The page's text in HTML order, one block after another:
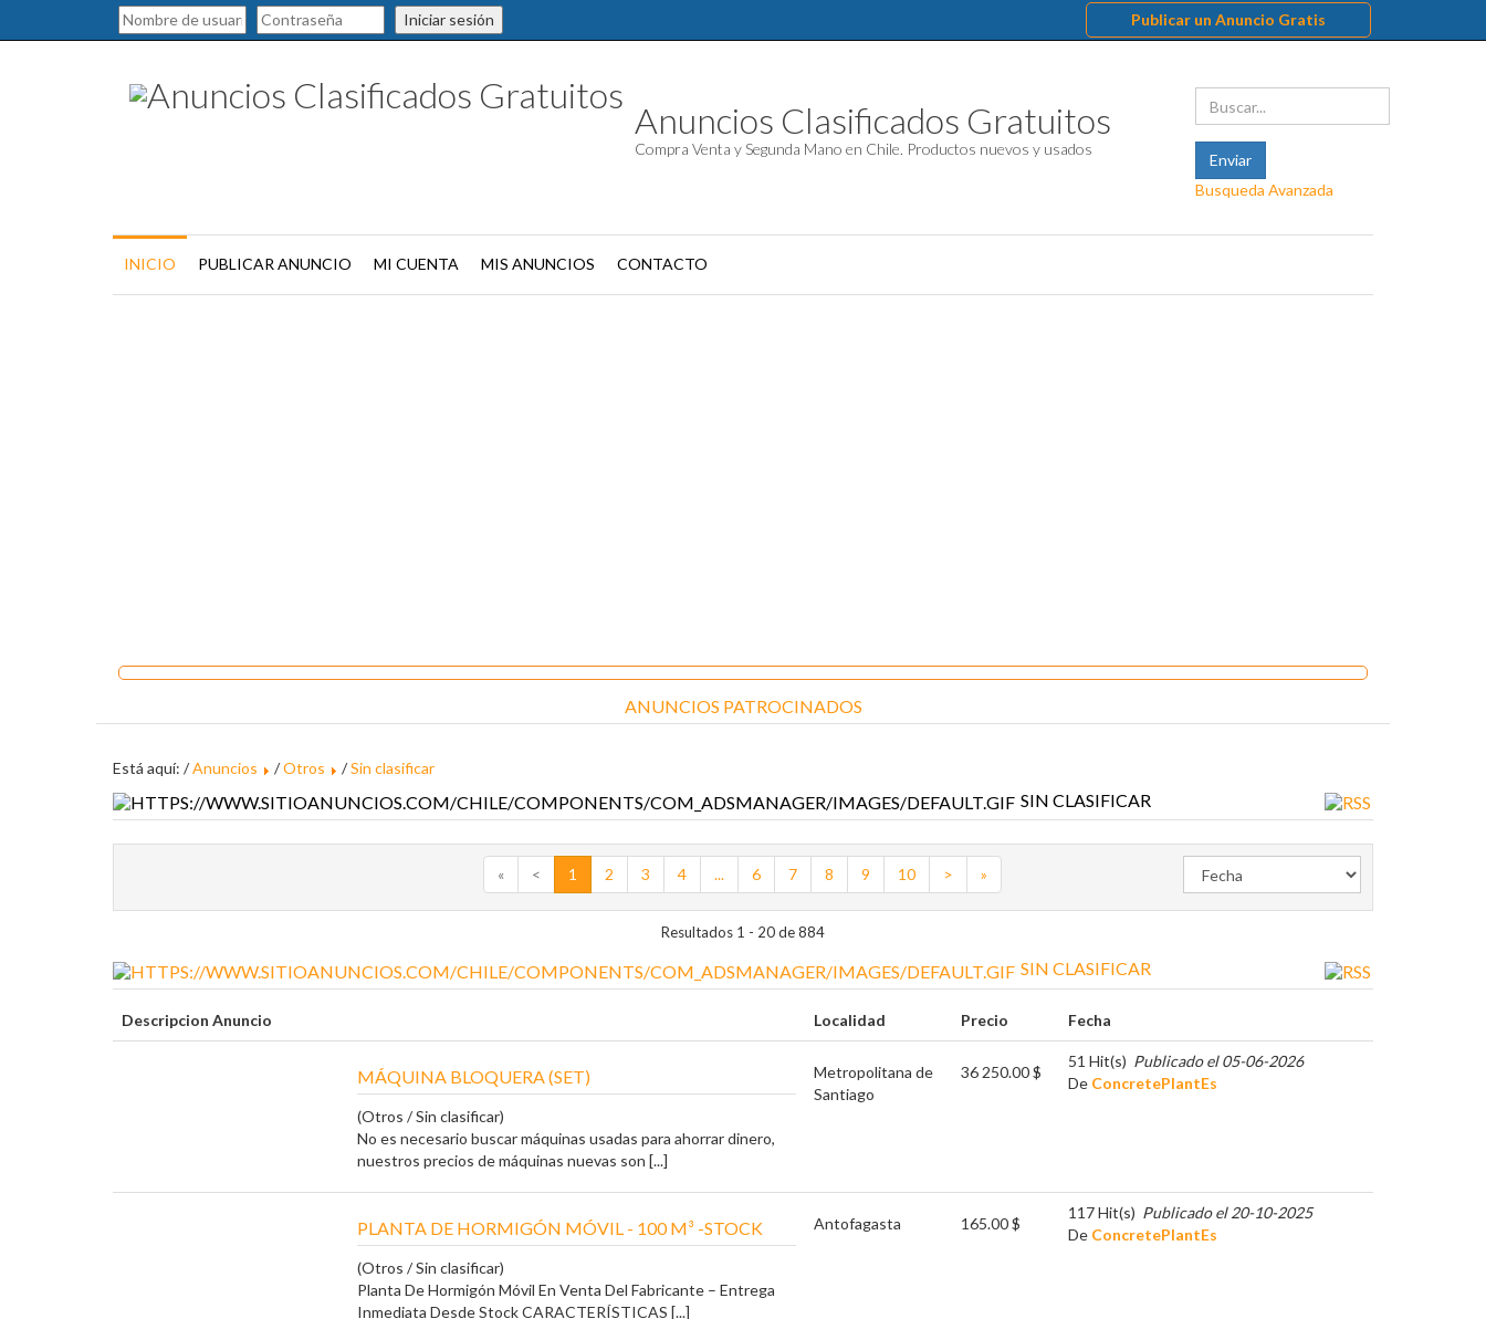
Iniciar sesión Publicar un Anuncio Gratis
Anuncios Clasificados Gratuitos
Compra Venta y Segunda Mano en Chile. Productos nuevos y usados
Busqueda Avanzada
INICIO PUBLICAR ANUNCIO MI CUENTA MIS ANUNCIOS CONTACTO
ANUNCIOS PATROCINADOS
Está aquí: /Anuncios /Otros /Sin clasificar
SIN CLASIFICAR
« < 1 2 3 4 ... 6 7 8 9 10 > »
Resultados 1 - 20 de 884
SIN CLASIFICAR
Descripcion Anuncio Localidad Precio Fecha
MÁQUINA BLOQUERA (SET)
(Otros / Sin clasificar)
No es necesario buscar máquinas usadas para ahorrar dinero,
nuestros precios de máquinas nuevas son [...]
Metropolitana de
Santiago
36 250.00 $
51 Hit(s) Publicado el 05-06-2026
De ConcretePlantEs
PLANTA DE HORMIGÓN MÓVIL - 100 M³ -STOCK
(Otros / Sin clasificar)
Planta De Hormigón Móvil En Venta Del Fabricante – Entrega
Inmediata Desde Stock CARACTERÍSTICAS [...]
Antofagasta 165.00 $
117 Hit(s) Publicado el 20-10-2025
De ConcretePlantEs